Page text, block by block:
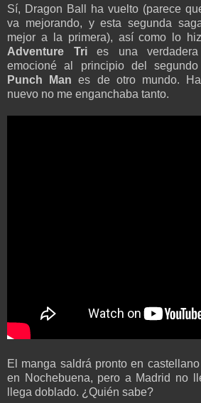
Sí, Dragon Ball ha vuelto (parece
va mejorando, y esta segunda
mejor a la primera), así como lo
Adventure Tries una verdadera
emocioné al principio del
Punch Man es de otro mundo.
nuevo no me enganchaba tanto.
El manga saldrá pronto en
en Nochebuena, pero a Madrid no
llega doblado. ¿Quién sabe?